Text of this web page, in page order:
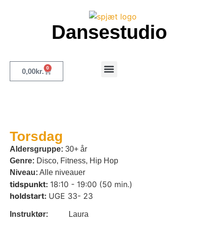
Dansestudio
0,00kr. 0
Torsdag
Aldersgruppe: 30+ år
Genre: Disco, Fitness, Hip Hop
Niveau: Alle niveauer
tidspunkt: 18:10 - 19:00 (50 min.)
holdstart: UGE 33- 23
Instruktør: Laura